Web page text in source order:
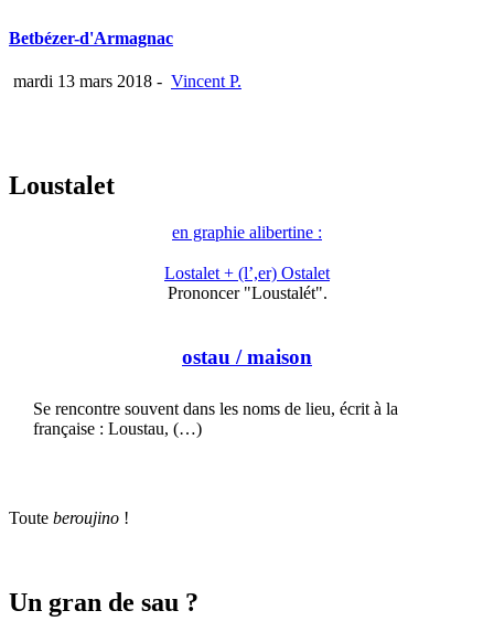
Betbézer-d'Armagnac
mardi 13 mars 2018 - Vincent P.
Loustalet
en graphie alibertine :
Lostalet + (l’,er) Ostalet
Prononcer "Loustalét".
ostau / maison
Se rencontre souvent dans les noms de lieu, écrit à la
française : Loustau, (…)
Toute beroujino !
Un gran de sau ?